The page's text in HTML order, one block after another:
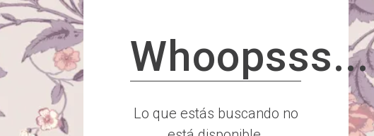
Whoopsss...
Lo que estás buscando no